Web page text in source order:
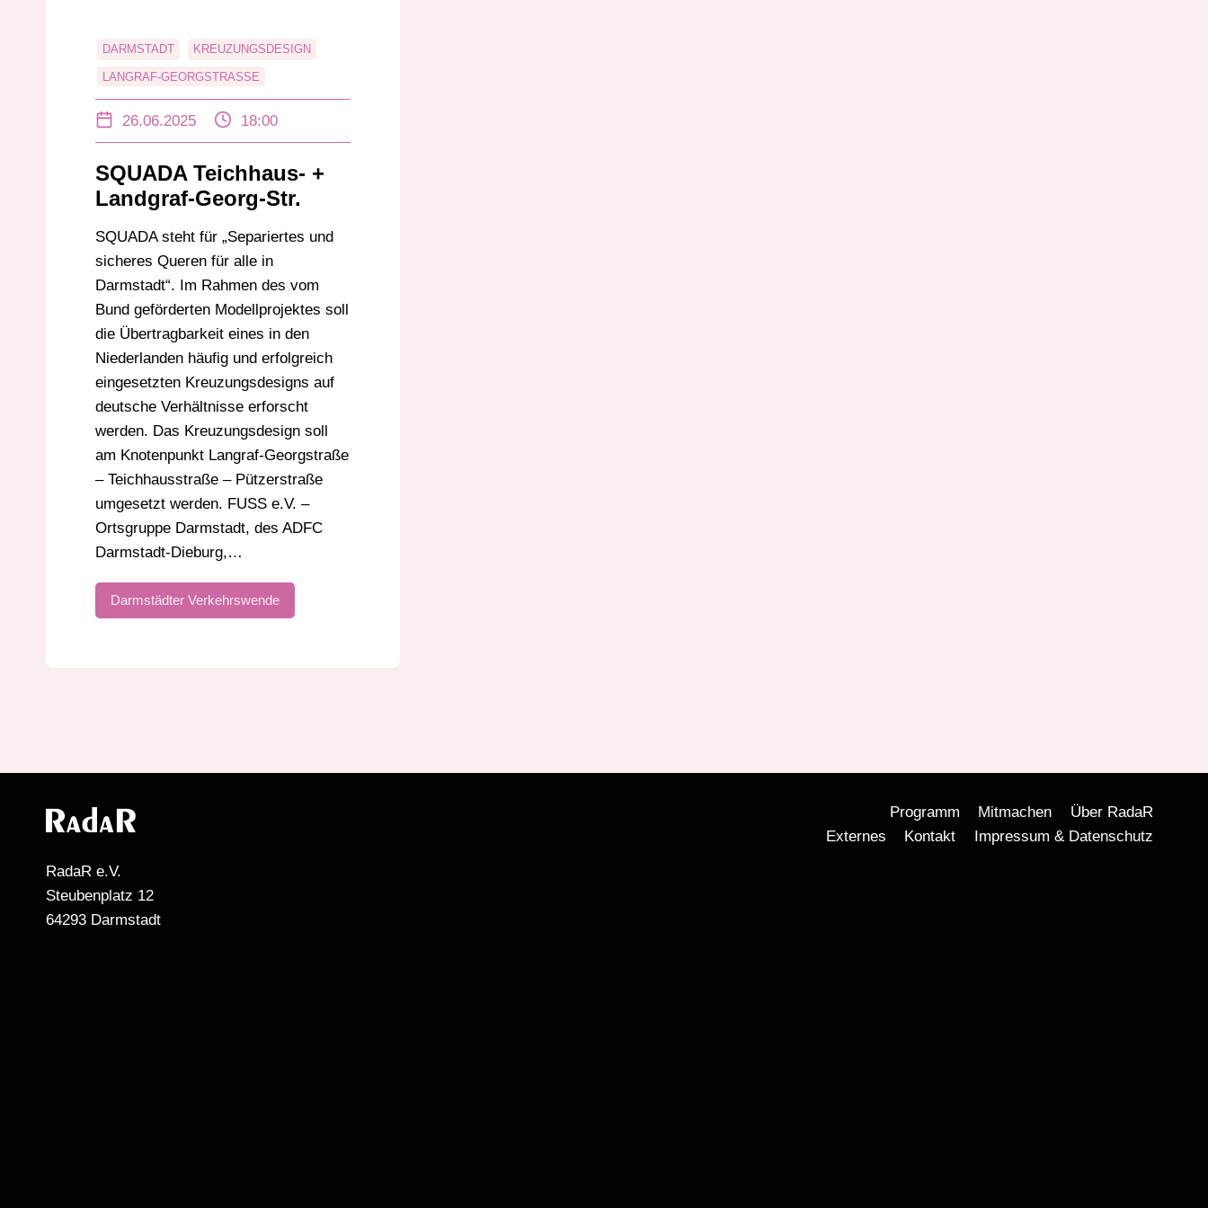
DARMSTADT KREUZUNGSDESIGN
LANGRAF-GEORGSTRASSE
SQUADA
26.06.2025 18:00
SQUADA Teichhaus- +
Landgraf-Georg-Str.
SQUADA steht für „Separiertes und
sicheres Queren für alle in
Darmstadt“. Im Rahmen des vom
Bund geförderten Modellprojektes soll
die Übertragbarkeit eines in den
Niederlanden häufig und erfolgreich
eingesetzten Kreuzungsdesigns auf
deutsche Verhältnisse erforscht
werden. Das Kreuzungsdesign soll
am Knotenpunkt Langraf-Georgstraße
– Teichhausstraße – Pützerstraße
umgesetzt werden. FUSS e.V. –
Ortsgruppe Darmstadt, des ADFC
Darmstadt-Dieburg,…
Darmstädter Verkehrswende
RadaR e.V.
Steubenplatz 12
64293 Darmstadt
Programm Mitmachen
Über RadaR
Externes
Kontakt Impressum & Datenschutz